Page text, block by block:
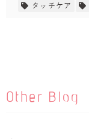
タッチケア
Other Blog